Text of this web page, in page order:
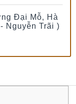
Đại Mỗ, Hà
Nguyễn Trãi )